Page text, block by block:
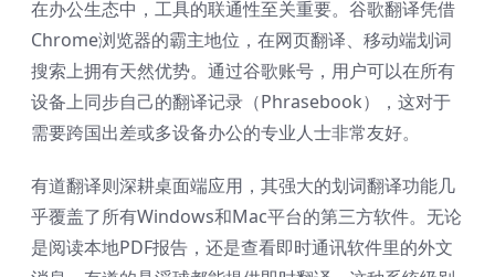
在办公生态中，工具的联通性至关重要。谷歌翻译凭借
Chrome浏览器的霸主地位，在网页翻译、移动端划词
搜索上拥有天然优势。通过谷歌账号，用户可以在所有
设备上同步自己的翻译记录（Phrasebook），这对于
需要跨国出差或多设备办公的专业人士非常友好。
有道翻译则深耕桌面端应用，其强大的划词翻译功能几
乎覆盖了所有Windows和Mac平台的第三方软件。无论
是阅读本地PDF报告，还是查看即时通讯软件里的外文